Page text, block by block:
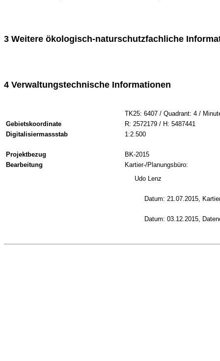
3 Weitere ökologisch-naturschutzfachliche
4 Verwaltungstechnische Informationen
TK25: 6407 / Quadrant: 4 /
Gebietskoordinate
R: 2572179 / H: 5487441
Digitalisiermassstab
1:2.500
Projektbezug
BK-2015
Bearbeitung
Kartier-/Planungsbüro:
Udo Lenz
Datum: 21.07.2015,
Datum: 03.12.2015,